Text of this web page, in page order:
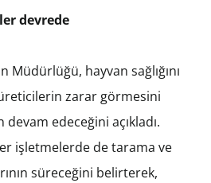
devrede
Müdürlüğü, hayvan sağlığını
zarar görmesini
edeceğini açıkladı.
işletmelerde de tarama ve
süreceğini belirterek,